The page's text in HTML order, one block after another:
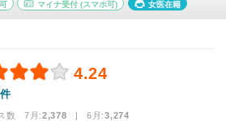
マイナ受付 (スマホ可) 女医在籍
4.24
数 7月:2,378 | 6月:3,274